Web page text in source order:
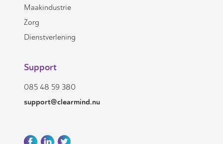
Maakindustrie
Zorg
Dienstverlening
Support
085 48 59 380
support@clearmind.nu